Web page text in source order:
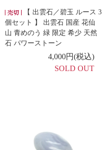
【 出雲石／碧玉 ルース 3
個セット 】 出雲石 国産 花仙
山 青めのう 緑 限定 希少 天然
石 パワーストーン
4,000円(税込)
SOLD OUT